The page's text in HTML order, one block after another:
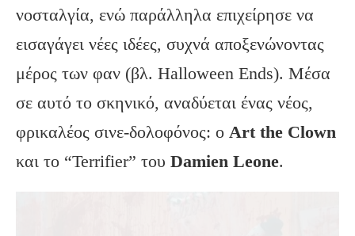
νοσταλγία, ενώ παράλληλα επιχείρησε να
εισαγάγει νέες ιδέες, συχνά αποξενώνοντας
μέρος των φαν (βλ. Halloween Ends). Μέσα
σε αυτό το σκηνικό, αναδύεται ένας νέος,
φρικαλέος σινε-δολοφόνος: ο Artthe Clown
και το “Terrifier” του Damien Leone.